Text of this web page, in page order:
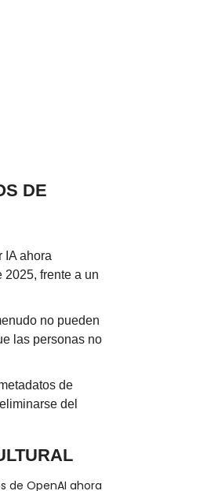
DE
IA ahora
frente a un
no pueden
las personas no
de
del
de OpenAI ahora